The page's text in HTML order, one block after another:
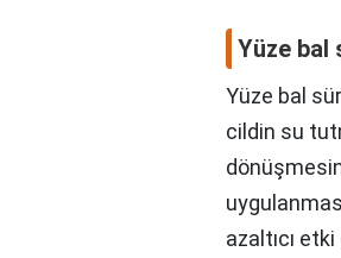
Yüze bal
Yüze bal
cildin su
azaltıcı